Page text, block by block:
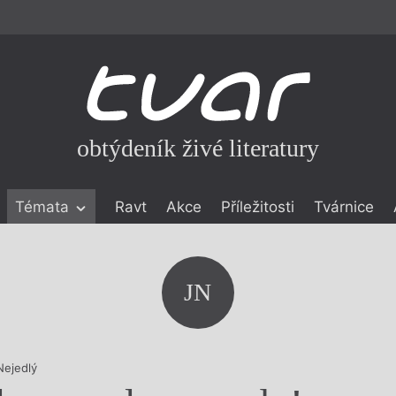
obtýdeník živé literatury
Témata Ravt Akce Příležitosti Tvárnice
JN